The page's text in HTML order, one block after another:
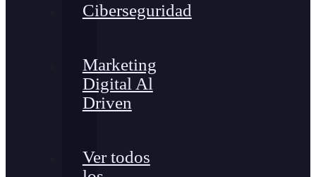
Ciberseguridad
Marketing
Digital Al
Driven
Ver todos